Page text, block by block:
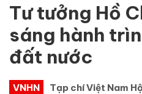
Tư tưởng Hồ
sáng hành
đất nước
VNHN
Tạp chí Việt Nam